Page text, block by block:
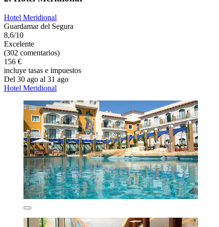
Hotel Meridional
Guardamar del Segura
8,6/10
Excelente
(302 comentarios)
156 €
incluye tasas e impuestos
Del 30 ago al 31 ago
Hotel Meridional